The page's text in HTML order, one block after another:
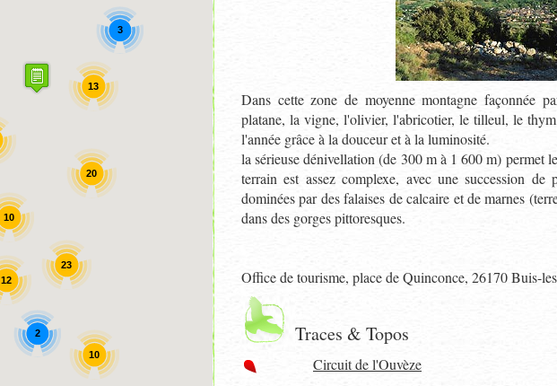
10
10
20
12
13
23
3
2
Dans cette zone de moyenne montagne façonnée
platane, la vigne, l'olivier, l'abricotier, le tilleul, le
l'année grâce à la douceur et à la luminosité.
la sérieuse dénivellation (de 300 m à 1 600 m) permet
terrain est assez complexe, avec une succession de
dominées par des falaises de calcaire et de marnes
dans des gorges pittoresques.
Office de tourisme, place de Quinconce, 26170 Buis-
Traces & Topos
Circuit de l'Ouvèze